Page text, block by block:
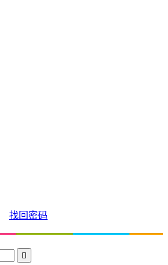
找回密码
